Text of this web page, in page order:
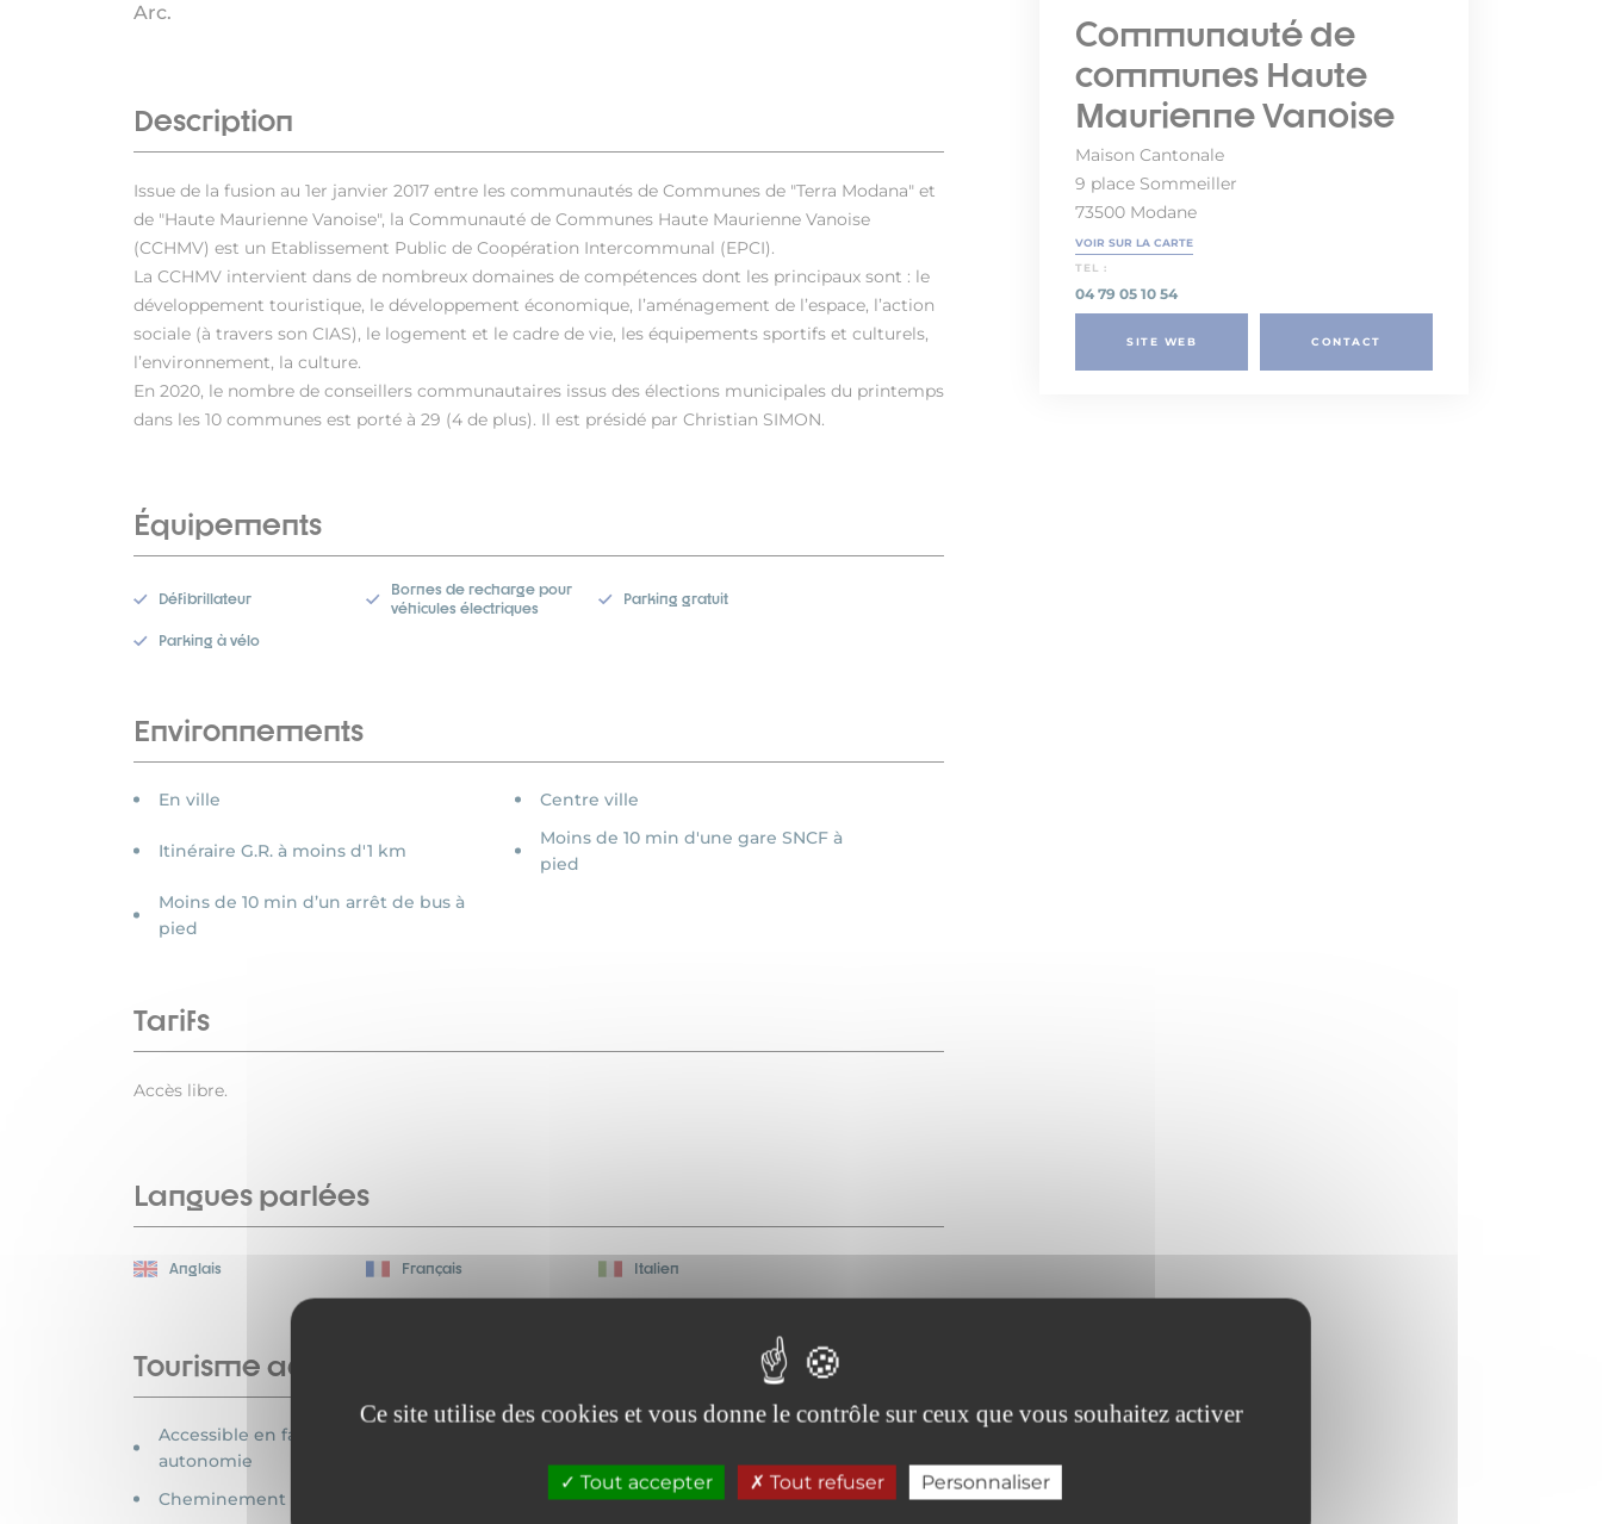
Ce site utilise des cookies et vous donne le contrôle sur ceux que vous souhaitez activer
Tout accepter Tout refuser Personnaliser
Arc.
Description
Issue de la fusion au 1er janvier 2017 entre les communautés de Communes de "Terra Modana" et
de "Haute Maurienne Vanoise", la Communauté de Communes Haute Maurienne Vanoise
(CCHMV) est un Etablissement Public de Coopération Intercommunal (EPCI).
La CCHMV intervient dans de nombreux domaines de compétences dont les principaux sont : le
développement touristique, le développement économique, l’aménagement de l’espace, l’action
sociale (à travers son CIAS), le logement et le cadre de vie, les équipements sportifs et culturels,
l’environnement, la culture.
En 2020, le nombre de conseillers communautaires issus des élections municipales du printemps
dans les 10 communes est porté à 29 (4 de plus). Il est présidé par Christian SIMON.
Équipements
Défibrillateur
Bornes de recharge pour
véhicules électriques
Parking gratuit
Parking à vélo
Environnements
En ville Centre ville
Itinéraire G.R. à moins d'1 km
Moins de 10 min d'une gare SNCF à
pied
Moins de 10 min d’un arrêt de bus à
pied
Tarifs
Accès libre.
Langues parlées
Anglais Français Italien
Tourisme adapté
Accessible en fauteuil roulant en
autonomie
Cheminement de plain-pied
Zone de circulation dégagée
Communauté de
communes Haute
Maurienne Vanoise
Maison Cantonale
9 place Sommeiller
73500 Modane
VOIR SUR LA CARTE
TEL :
04 79 05 10 54
SITE WEB CONTACT